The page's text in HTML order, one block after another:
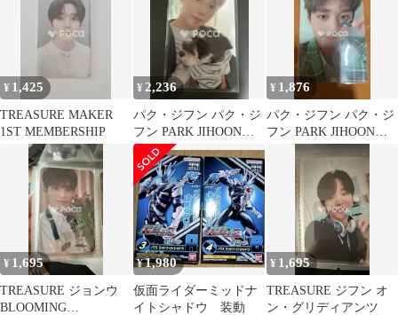
１０万円以上 購入 くじ
イベント
¥ 1,425
TREASURE MAKER
1ST MEMBERSHIP
¥2,236
パク・ジフン パク・ジ
フン PARK JIHOON
2020 SEASONS
GREETINGS
¥ 1,876
パク・ジフン パク・ジ
フン PARK JIHOON
2019 ASIA FAN
MEETING IN SEOUL
[FIRST EDITION] フォ
トカードセット
¥ 1,695
TREASURE ジョンウ
BLOOMING
¥1,980
仮面ライダーミッドナ
イトシャドウ 装動
¥ 1,695
TREASURE ジフン オ
ン・グリディアンツ